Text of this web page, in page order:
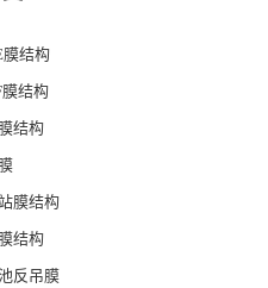
膜结构
膜结构
结构
膜结构
结构
反吊膜